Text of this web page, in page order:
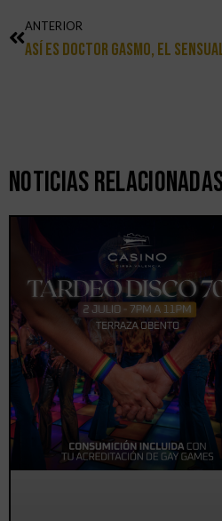
ANTERIOR
Así Es Doctor Gasmo, El
Noticias